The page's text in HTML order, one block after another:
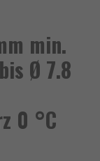
min.
Ø 7.8
0 °C